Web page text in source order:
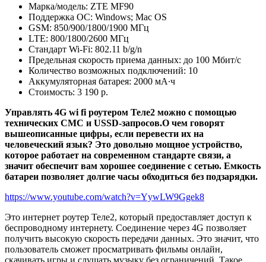
Марка/модель: ZTE MF90
Поддержка ОС: Windows; Mac OS
GSM: 850/900/1800/1900 МГц
LTE: 800/1800/2600 МГц
Стандарт Wi-Fi: 802.11 b/g/n
Предельная скорость приема данных: до 100 Мбит/с
Количество возможных подключений: 10
Аккумуляторная батарея: 2000 мА∙ч
Стоимость: 3 190 р.
Управлять 4G wi fi роутером Теле2 можно с помощью
технических СМС и USSD-запросов.О чем говорят
вышеописанные цифры, если перевести их на
человеческий язык? Это довольно мощное устройство,
которое работает на современном стандарте связи, а
значит обеспечит вам хорошее соединение с сетью. Емкость
батареи позволяет долгие часы обходиться без подзарядки.
https://www.youtube.com/watch?v=YywLW9Ggek8
Это интернет роутер Теле2, который предоставляет доступ к
беспроводному интернету. Соединение через 4G позволяет
получить высокую скорость передачи данных. Это значит, что
пользователь сможет просматривать фильмы онлайн,
скачивать игры и слушать музыку без ограничений. Такое